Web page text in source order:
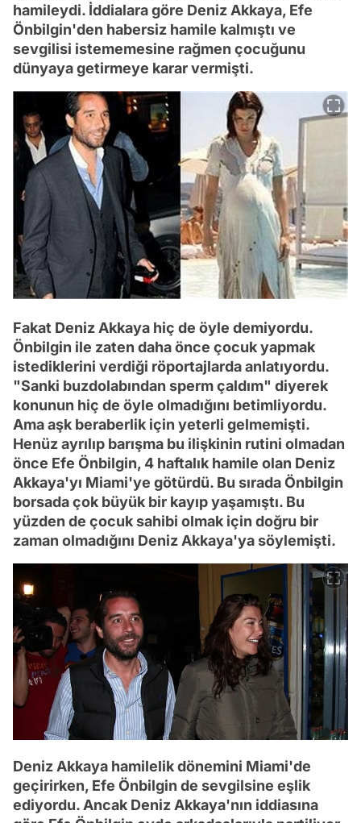
hamileydi. İddialara göre Deniz Akkaya, Efe
Önbilgin'den habersiz hamile kalmıştı ve
sevgilisi istememesine rağmen çocuğunu
dünyaya getirmeye karar vermişti.
Fakat Deniz Akkaya hiç de öyle demiyordu.
Önbilgin ile zaten daha önce çocuk yapmak
istediklerini verdiği röportajlarda anlatıyordu.
"Sanki buzdolabından sperm çaldım" diyerek
konunun hiç de öyle olmadığını betimliyordu.
Ama aşk beraberlik için yeterli gelmemişti.
Henüz ayrılıp barışma bu ilişkinin rutini olmadan
önce Efe Önbilgin, 4 haftalık hamile olan Deniz
Akkaya'yı Miami'ye götürdü. Bu sırada Önbilgin
borsada çok büyük bir kayıp yaşamıştı. Bu
yüzden de çocuk sahibi olmak için doğru bir
zaman olmadığını Deniz Akkaya'ya söylemişti.
Deniz Akkaya hamilelik dönemini Miami'de
geçirirken, Efe Önbilgin de sevgilsine eşlik
ediyordu. Ancak Deniz Akkaya'nın iddiasına